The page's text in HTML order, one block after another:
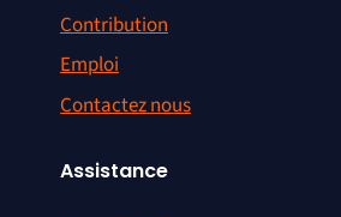
Contribution
Emploi
Contactez nous
Assistance